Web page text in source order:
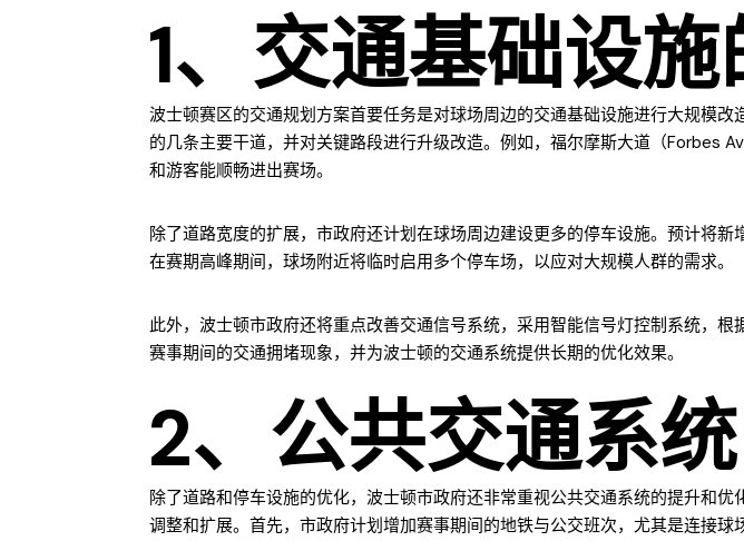
1、交通基础设
波士顿赛区的交通规划方案首要任务是对球场周边的交通基础设施进行大规模
的几条主要干道，并对关键路段进行升级改造。例如，福尔摩斯大道（Forbes
和游客能顺畅进出赛场。
除了道路宽度的扩展，市政府还计划在球场周边建设更多的停车设施。预计将
在赛期高峰期间，球场附近将临时启用多个停车场，以应对大规模人群的需求。
此外，波士顿市政府还将重点改善交通信号系统，采用智能信号灯控制系统，
赛事期间的交通拥堵现象，并为波士顿的交通系统提供长期的优化效果。
2、公共交通系
除了道路和停车设施的优化，波士顿市政府还非常重视公共交通系统的提升和
调整和扩展。首先，市政府计划增加赛事期间的地铁与公交班次，尤其是连接